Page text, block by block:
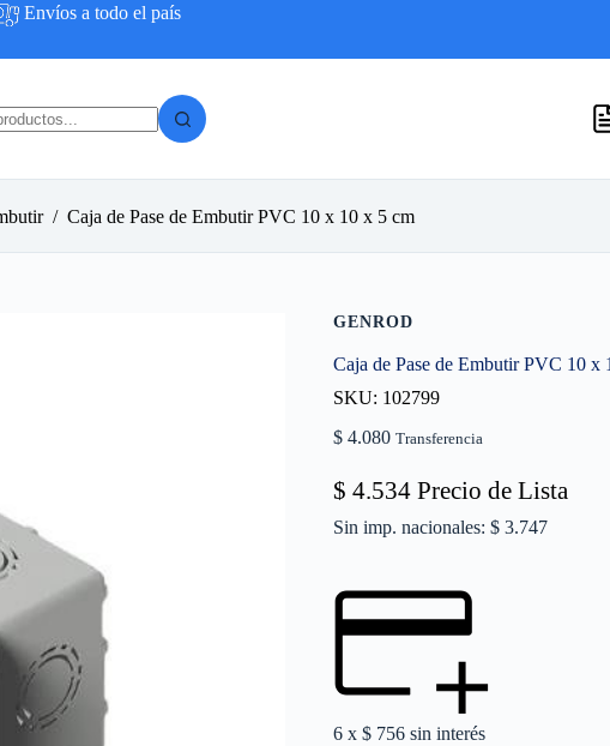
Envíos a todo el país
/ Caja de Pase de Embutir PVC 10 x 10 x 5 cm
GENROD
Caja de Pase de Embutir PVC 10 x
SKU: 102799
$ 4.080 Transferencia
$ 4.534 Precio de Lista
Sin imp. nacionales: $ 3.747
6 x$ 756 sin interés